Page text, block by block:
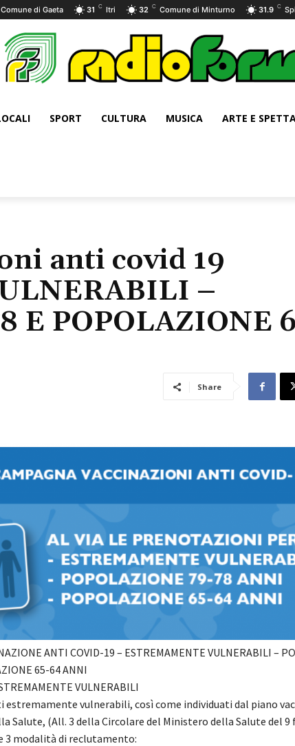
Comune di Gaeta 31 C Itri 32 C Comune di Minturno 31.9 C
SPORT CULTURA MUSICA ARTE E
anti covid 19
–
E POPOLAZIONE
Share
ANTI COVID-19 – ESTREMAMENTE VULNERABILI –
65-64 ANNI
VULNERABILI
estremamente vulnerabili, così come individuati dal piano
Salute, (All. 3 della Circolare del Ministero della Salute del 9
3 modalità di reclutamento: